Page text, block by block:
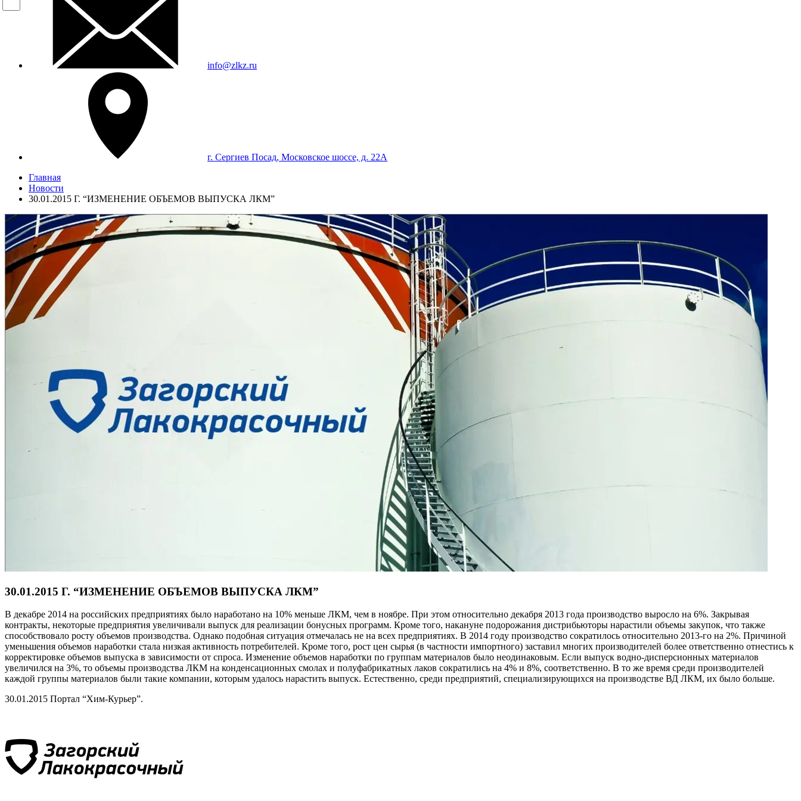
info@zlkz.ru
г. Сергиев Посад, Московское шоссе, д. 22А
Главная
Новости
30.01.2015 Г. “ИЗМЕНЕНИЕ ОБЪЕМОВ ВЫПУСКА ЛКМ”
30.01.2015 Г. “ИЗМЕНЕНИЕ ОБЪЕМОВ ВЫПУСКА ЛКМ”
В декабре 2014 на российских предприятиях было наработано на 10% меньше ЛКМ, чем в ноябре. При этом относительно декабря 2013 года производство выросло на 6%. Закрывая
контракты, некоторые предприятия увеличивали выпуск для реализации бонусных программ. Кроме того, накануне подорожания дистрибьюторы нарастили объемы закупок, что также
способствовало росту объемов производства. Однако подобная ситуация отмечалась не на всех предприятиях. В 2014 году производство сократилось относительно 2013-го на 2%. Причиной
уменьшения объемов наработки стала низкая активность потребителей. Кроме того, рост цен сырья (в частности импортного) заставил многих производителей более ответственно отнестись к
корректировке объемов выпуска в зависимости от спроса. Изменение объемов наработки по группам материалов было неодинаковым. Если выпуск водно-дисперсионных материалов
увеличился на 3%, то объемы производства ЛКМ на конденсационных смолах и полуфабрикатных лаков сократились на 4% и 8%, соответственно. В то же время среди производителей
каждой группы материалов были такие компании, которым удалось нарастить выпуск. Естественно, среди предприятий, специализирующихся на производстве ВД ЛКМ, их было больше.
30.01.2015 Портал “Хим-Курьер”.